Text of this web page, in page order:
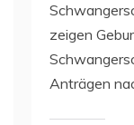
zeigen
Anträgen